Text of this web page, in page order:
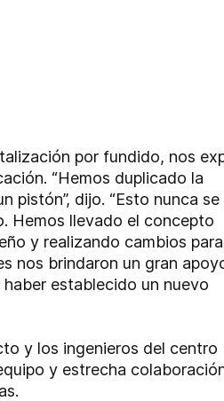
por fundido, nos
“Hemos duplicado la
pistón”, dijo. “Esto nunca se
Hemos llevado el concepto
y realizando cambios para
nos brindaron un gran
establecido un nuevo
y los ingenieros del centro
y estrecha